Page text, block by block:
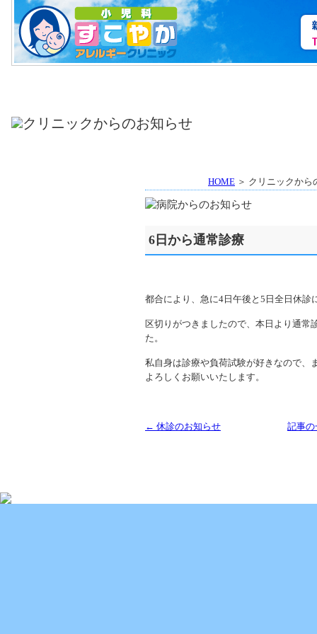
HOME ＞ クリニックか
6日から通常診療
都合により、急に4日午後と5日全日休診
区切りがつきましたので、本日より通常
た。
私自身は診療や負荷試験が好きなので、
よろしくお願いいたします。
← 休診のお知らせ 記事の